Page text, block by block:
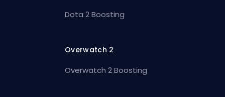
Dota 2 Boosting
Overwatch 2
Overwatch 2 Boosting